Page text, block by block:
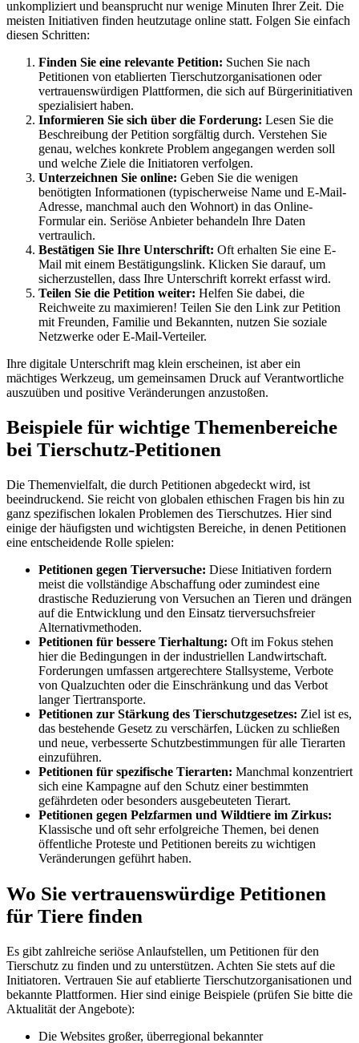
unkompliziert und beansprucht nur wenige Minuten Ihrer Zeit. Die
meisten Initiativen finden heutzutage online statt. Folgen Sie einfach
diesen Schritten:
Finden Sie eine relevante Petition: Suchen Sie nach
Petitionen von etablierten Tierschutzorganisationen oder
vertrauenswürdigen Plattformen, die sich auf Bürgerinitiativen
spezialisiert haben.
Informieren Sie sich über die Forderung: Lesen Sie die
Beschreibung der Petition sorgfältig durch. Verstehen Sie
genau, welches konkrete Problem angegangen werden soll
und welche Ziele die Initiatoren verfolgen.
Unterzeichnen Sie online: Geben Sie die wenigen
benötigten Informationen (typischerweise Name und E-Mail-
Adresse, manchmal auch den Wohnort) in das Online-
Formular ein. Seriöse Anbieter behandeln Ihre Daten
vertraulich.
Bestätigen Sie Ihre Unterschrift: Oft erhalten Sie eine E-
Mail mit einem Bestätigungslink. Klicken Sie darauf, um
sicherzustellen, dass Ihre Unterschrift korrekt erfasst wird.
Teilen Sie die Petition weiter: Helfen Sie dabei, die
Reichweite zu maximieren! Teilen Sie den Link zur Petition
mit Freunden, Familie und Bekannten, nutzen Sie soziale
Netzwerke oder E-Mail-Verteiler.
Ihre digitale Unterschrift mag klein erscheinen, ist aber ein
mächtiges Werkzeug, um gemeinsamen Druck auf Verantwortliche
auszuüben und positive Veränderungen anzustoßen.
Beispiele für wichtige Themenbereiche
bei Tierschutz-Petitionen
Die Themenvielfalt, die durch Petitionen abgedeckt wird, ist
beeindruckend. Sie reicht von globalen ethischen Fragen bis hin zu
ganz spezifischen lokalen Problemen des Tierschutzes. Hier sind
einige der häufigsten und wichtigsten Bereiche, in denen Petitionen
eine entscheidende Rolle spielen:
Petitionen gegen Tierversuche: Diese Initiativen fordern
meist die vollständige Abschaffung oder zumindest eine
drastische Reduzierung von Versuchen an Tieren und drängen
auf die Entwicklung und den Einsatz tierversuchsfreier
Alternativmethoden.
Petitionen für bessere Tierhaltung: Oft im Fokus stehen
hier die Bedingungen in der industriellen Landwirtschaft.
Forderungen umfassen artgerechtere Stallsysteme, Verbote
von Qualzuchten oder die Einschränkung und das Verbot
langer Tiertransporte.
Petitionen zur Stärkung des Tierschutzgesetzes: Ziel ist es,
das bestehende Gesetz zu verschärfen, Lücken zu schließen
und neue, verbesserte Schutzbestimmungen für alle Tierarten
einzuführen.
Petitionen für spezifische Tierarten: Manchmal konzentriert
sich eine Kampagne auf den Schutz einer bestimmten
gefährdeten oder besonders ausgebeuteten Tierart.
Petitionen gegen Pelzfarmen und Wildtiere im Zirkus:
Klassische und oft sehr erfolgreiche Themen, bei denen
öffentliche Proteste und Petitionen bereits zu wichtigen
Veränderungen geführt haben.
Wo Sie vertrauenswürdige Petitionen
für Tiere finden
Es gibt zahlreiche seriöse Anlaufstellen, um Petitionen für den
Tierschutz zu finden und zu unterstützen. Achten Sie stets auf die
Initiatoren. Vertrauen Sie auf etablierte Tierschutzorganisationen und
bekannte Plattformen. Hier sind einige Beispiele (prüfen Sie bitte die
Aktualität der Angebote):
Die Websites großer, überregional bekannter